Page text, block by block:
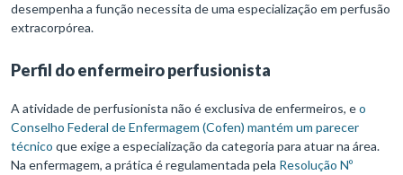
desempenha a função necessita de uma especialização em perfusão
extracorpórea.
Perfil do enfermeiro perfusionista
A atividade de perfusionista não é exclusiva de enfermeiros, eo
Conselho Federal de Enfermagem (Cofen) mantém um parecer
técnico que exige a especialização da categoria para atuar na área.
Na enfermagem, a prática é regulamentada pela Resolução Nº